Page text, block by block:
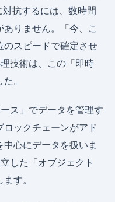
抗するには、数時間
りません。「今、こ
スピードで確定させ
技術は、この「即時
。
ス」でデータを管理す
ックチェーンがアド
心にデータを扱いま
した「オブジェクト
す。